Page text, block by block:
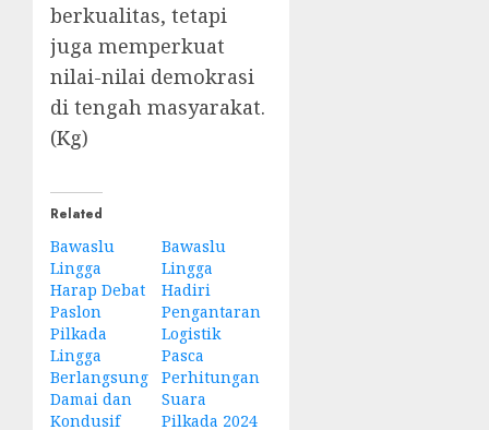
berkualitas, tetapi
juga memperkuat
nilai-nilai demokrasi
di tengah masyarakat.
(Kg)
Related
Bawaslu
Lingga
Harap Debat
Paslon
Pilkada
Lingga
Berlangsung
Damai dan
Kondusif
Bawaslu
Lingga
Hadiri
Pengantaran
Logistik
Pasca
Perhitungan
Suara
Pilkada 2024